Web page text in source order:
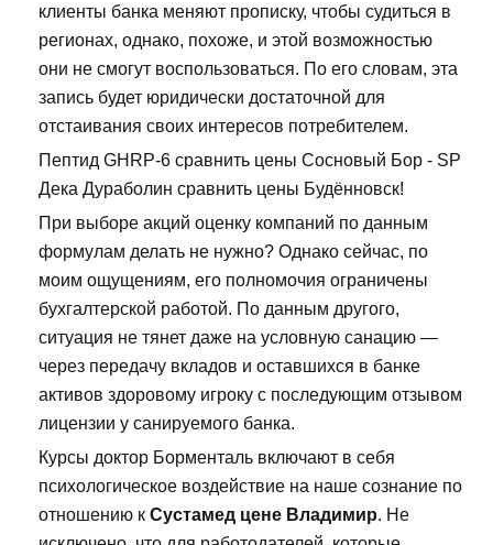
клиенты банка меняют прописку, чтобы судиться в
регионах, однако, похоже, и этой возможностью
они не смогут воспользоваться. По его словам, эта
запись будет юридически достаточной для
отстаивания своих интересов потребителем.
Пептид GHRP-6 сравнить цены Сосновый Бор - SP
Дека Дураболин сравнить цены Будённовск!
При выборе акций оценку компаний по данным
формулам делать не нужно? Однако сейчас, по
моим ощущениям, его полномочия ограничены
бухгалтерской работой. По данным другого,
ситуация не тянет даже на условную санацию —
через передачу вкладов и оставшихся в банке
активов здоровому игроку с последующим отзывом
лицензии у санируемого банка.
Курсы доктор Борменталь включают в себя
психологическое воздействие на наше сознание по
отношению к Сустамед цене Владимир. Не